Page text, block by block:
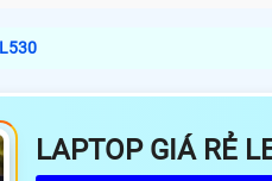
LAPTOP GIÁ RẺ